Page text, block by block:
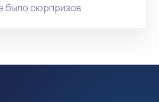
было сюрпризов.